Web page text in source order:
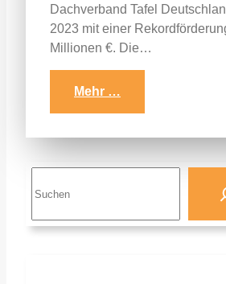
Dachverband Tafel
2023 mit einer
Millionen €. Die…
Mehr …
e
r